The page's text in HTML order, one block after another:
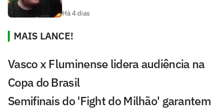
Há 4 dias
MAIS LANCE!
Vasco x Fluminense lidera audiência na
Copa do Brasil
Semifinais do 'Fight do Milhão' garantem